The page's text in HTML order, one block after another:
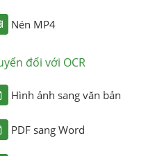
Nén MP4
đổi với OCR
Hình ảnh sang văn bản
PDF sang Word